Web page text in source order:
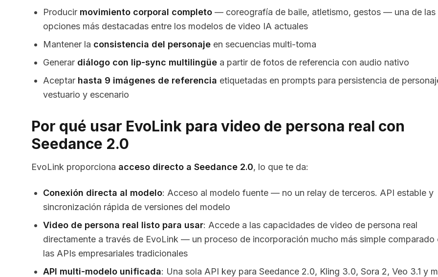
Producir movimiento corporal completo — coreografía de baile, atletismo, gestos — una de las
opciones más destacadas entre los modelos de video IA actuales
Mantener la consistencia del personaje en secuencias multi-toma
Generar diálogo con lip-sync multilingüe a partir de fotos de referencia con audio nativo
Aceptar hasta 9 imágenes de referencia etiquetadas en prompts para persistencia de
vestuario y escenario
Por qué usar EvoLink para video de persona real con
Seedance 2.0
EvoLink proporciona acceso directo a Seedance 2.0, lo que te da:
Conexión directa al modelo: Acceso al modelo fuente — no un relay de terceros. API estable y
sincronización rápida de versiones del modelo
Video de persona real listo para usar: Accede a las capacidades de video de persona real
directamente a través de EvoLink — un proceso de incorporación mucho más simple comparado
las APIs empresariales tradicionales
API multi-modelo unificada: Una sola API key para Seedance 2.0, Kling 3.0, Sora 2, Veo 3.1 y